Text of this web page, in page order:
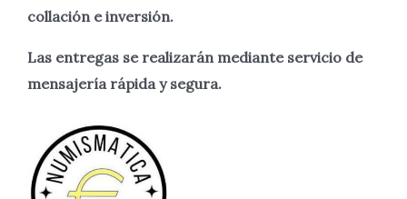
collación e inversión.
Las entregas se realizarán mediante servicio de
mensajería rápida y segura.